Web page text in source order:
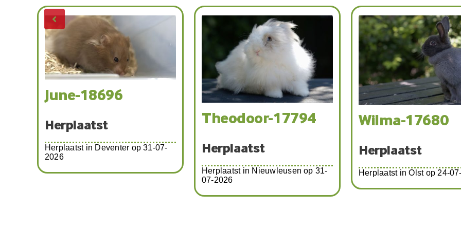
Calimero
Thore
Herplaatst
Herplaatst in Witteveen op 27-06-
2026
Bel, Marie,
Mora, Master,